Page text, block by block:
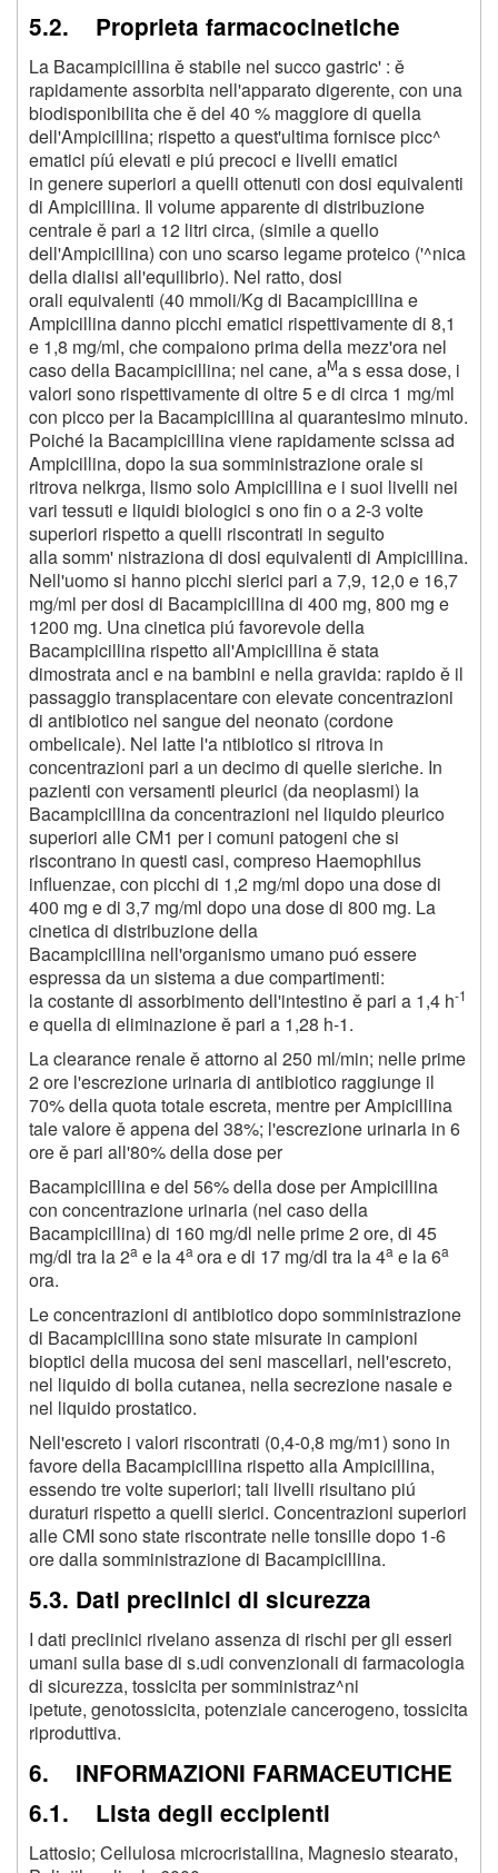
5.2. Proprieta farmacocinetiche
La Bacampicillina ě stabile nel succo gastric' : ě
rapidamente assorbita nell'apparato digerente, con una
biodisponibilita che ě del 40 % maggiore di quella
dell'Ampicillina; rispetto a quest'ultima fornisce picc^
ematici píú elevati e piú precoci e livelli ematici
in genere superiori a quelli ottenuti con dosi equivalenti
di Ampicillina. Il volume apparente di distribuzione
centrale ě pari a 12 litri circa, (simile a quello
dell'Ampicillina) con uno scarso legame proteico ('^nica
della dialisi all'equilibrio). Nel ratto, dosi
orali equivalenti (40 mmoli/Kg di Bacampicillina e
Ampicillina danno picchi ematici rispettivamente di 8,1
e 1,8 mg/ml, che compaiono prima della mezz'ora nel
caso della Bacampicillina; nel cane, aMa s essa dose, i
valori sono rispettivamente di oltre 5 e di circa 1 mg/ml
con picco per la Bacampicillina al quarantesimo minuto.
Poiché la Bacampicillina viene rapidamente scissa ad
Ampicillina, dopo la sua somministrazione orale si
ritrova nelkrga, lismo solo Ampicillina e i suoi livelli nei
vari tessuti e liquidi biologici s ono fin o a 2-3 volte
superiori rispetto a quelli riscontrati in seguito
alla somm' nistraziona di dosi equivalenti di Ampicillina.
Nell'uomo si hanno picchi sierici pari a 7,9, 12,0 e 16,7
mg/ml per dosi di Bacampicillina di 400 mg, 800 mg e
1200 mg. Una cinetica piú favorevole della
Bacampicillina rispetto all'Ampicillina ě stata
dimostrata anci e na bambini e nella gravida: rapido ě il
passaggio transplacentare con elevate concentrazioni
di antibiotico nel sangue del neonato (cordone
ombelicale). Nel latte l'a ntibiotico si ritrova in
concentrazioni pari a un decimo di quelle sieriche. In
pazienti con versamenti pleurici (da neoplasmi) la
Bacampicillina da concentrazioni nel liquido pleurico
superiori alle CM1 per i comuni patogeni che si
riscontrano in questi casi, compreso Haemophilus
influenzae, con picchi di 1,2 mg/ml dopo una dose di
400 mg e di 3,7 mg/ml dopo una dose di 800 mg. La
cinetica di distribuzione della
Bacampicillina nell'organismo umano puó essere
espressa da un sistema a due compartimenti:
la costante di assorbimento dell'intestino ě pari a 1,4 h-1
e quella di eliminazione ě pari a 1,28 h-1.
La clearance renale ě attorno al 250 ml/min; nelle prime
2 ore l'escrezione urinaria di antibiotico raggiunge il
70% della quota totale escreta, mentre per Ampicillina
tale valore ě appena del 38%; l'escrezione urinarla in 6
ore ě pari all'80% della dose per
Bacampicillina e del 56% della dose per Ampicillina
con concentrazione urinaria (nel caso della
Bacampicillina) di 160 mg/dl nelle prime 2 ore, di 45
mg/dl tra la 2a e la 4a ora e di 17 mg/dl tra la 4a e la 6a
ora.
Le concentrazioni di antibiotico dopo somministrazione
di Bacampicillina sono state misurate in campioni
bioptici della mucosa dei seni mascellari, nell'escreto,
nel liquido di bolla cutanea, nella secrezione nasale e
nel liquido prostatico.
Nell'escreto i valori riscontrati (0,4-0,8 mg/m1) sono in
favore della Bacampicillina rispetto alla Ampicillina,
essendo tre volte superiori; tali livelli risultano piú
duraturi rispetto a quelli sierici. Concentrazioni superiori
alle CMI sono state riscontrate nelle tonsille dopo 1-6
ore dalla somministrazione di Bacampicillina.
5.3. Dati preclinici di sicurezza
I dati preclinici rivelano assenza di rischi per gli esseri
umani sulla base di s.udi convenzionali di farmacologia
di sicurezza, tossicita per somministraz^ni
ipetute, genotossicita, potenziale cancerogeno, tossicita
riproduttiva.
6. INFORMAZIONI FARMACEUTICHE
6.1. Lista degli eccipienti
Lattosio; Cellulosa microcristallina, Magnesio stearato,